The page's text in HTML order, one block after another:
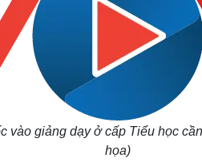
vào giảng dạy ở cấp Tiểu học
họa)